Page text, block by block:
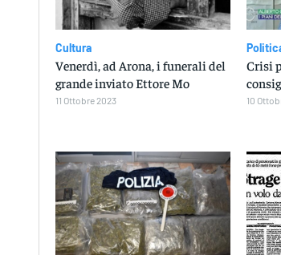
Cultura
Venerdì, ad Arona, i funerali del
grande inviato Ettore Mo
11 Ottobre 2023
Crisi
10